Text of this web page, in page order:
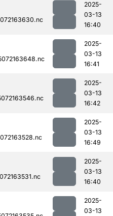
2025-
03-13
16:40
2025-
03-13
16:41
2025-
03-13
16:42
2025-
03-13
16:49
2025-
03-13
16:40
2025-
03-13